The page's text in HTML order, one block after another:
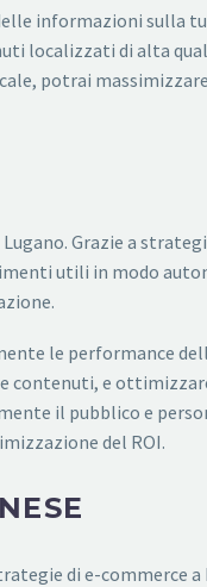
informazioni sulla
localizzati di alta
potrai
Grazie a
utili in modo
le performance
contenuti, e
il pubblico e
del ROI.
di e-commerce a